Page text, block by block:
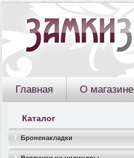
Главная О магазине
Каталог
Броненакладки